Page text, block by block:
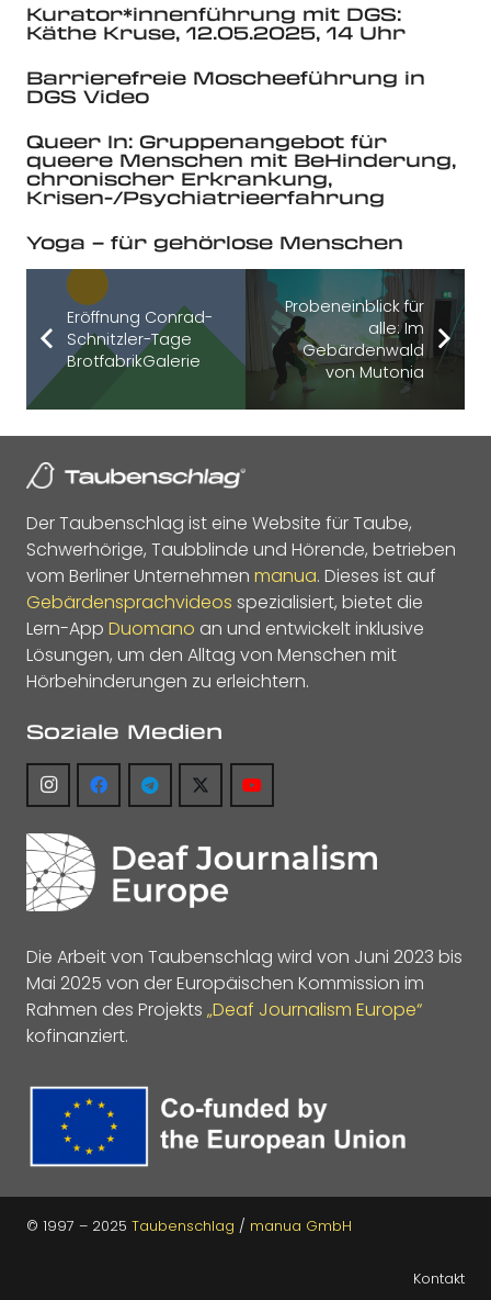
Kurator*innenführung mit DGS:
Käthe Kruse, 12.05.2025, 14 Uhr
Barrierefreie Moscheeführung in
DGS Video
Queer In: Gruppenangebot für
queere Menschen mit BeHinderung,
chronischer Erkrankung,
Krisen-/Psychiatrieerfahrung
Yoga – für gehörlose Menschen
Eröffnung Conrad-
Schnitzler-Tage
BrotfabrikGalerie
Probeneinblick für
alle: Im
Gebärdenwald
von Mutonia
Der Taubenschlag ist eine Website für Taube,
Schwerhörige, Taubblinde und Hörende, betrieben
vom Berliner Unternehmen manua. Dieses ist auf
Gebärdensprachvideos spezialisiert, bietet die
Lern-App Duomano an und entwickelt inklusive
Lösungen, um den Alltag von Menschen mit
Hörbehinderungen zu erleichtern.
Soziale Medien
Die Arbeit von Taubenschlag wird von Juni 2023 bis
Mai 2025 von der Europäischen Kommission im
Rahmen des Projekts „Deaf Journalism Europe“
kofinanziert.
© 1997 – 2025 Taubenschlag / manua GmbH
Kontakt